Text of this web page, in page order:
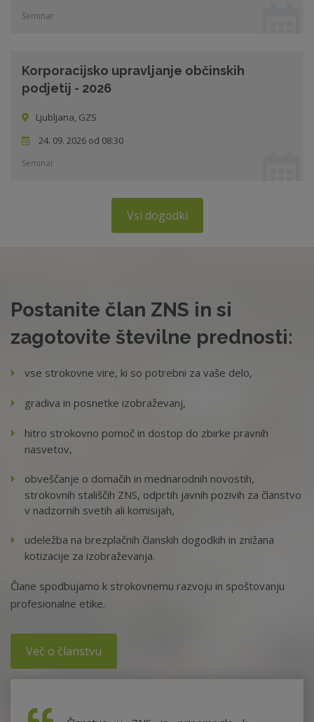
Seminar
Korporacijsko upravljanje občinskih
podjetij - 2026
Ljubljana, GZS
24. 09. 2026 od 08:30
Seminar
Vsi dogodki
Postanite član ZNS in si
zagotovite številne prednosti:
vse strokovne vire, ki so potrebni za vaše delo,
gradiva in posnetke izobraževanj,
hitro strokovno pomoč in dostop do zbirke pravnih
nasvetov,
obveščanje o domačih in mednarodnih novostih,
strokovnih stališčih ZNS, odprtih javnih pozivih za članstvo
v nadzornih svetih ali komisijah,
udeležba na brezplačnih članskih dogodkih in znižana
kotizacije za izobraževanja.
Člane spodbujamo k strokovnemu razvoju in spoštovanju
profesionalne etike.
Več o članstvu